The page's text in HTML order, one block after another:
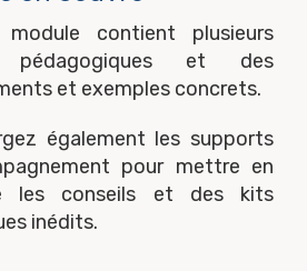
module contient plusieurs
pédagogiques et des
et exemples concrets.
également les supports
pour mettre en
les conseils et des kits
inédits.